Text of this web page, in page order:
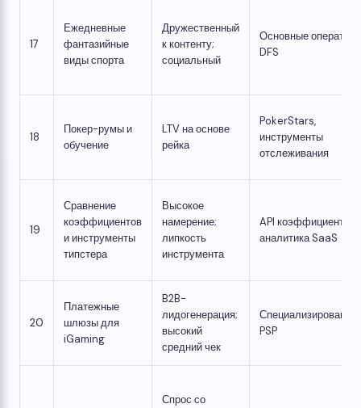
17
Ежедневные
фантазийные
виды спорта
Дружественный
к контенту;
социальный
Основные
DFS
18
Покер-румы и
обучение
LTV на основе
рейка
PokerStars,
инструменты
отслеживания
19
Сравнение
коэффициентов
и инструменты
типстера
Высокое
намерение;
липкость
инструмента
API коэффициентов,
аналитика SaaS
20
Платежные
шлюзы для
iGaming
B2B-
лидогенерация;
высокий
средний чек
PSP
Спрос со